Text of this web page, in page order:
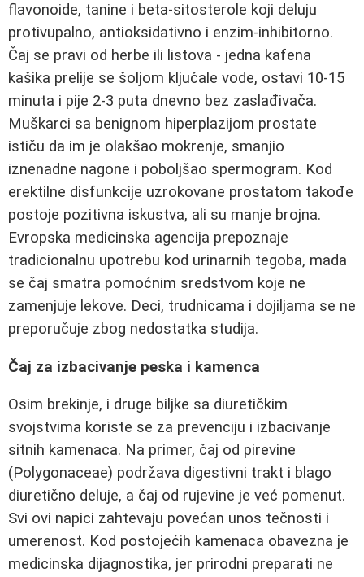
flavonoide, tanine i beta-sitosterole koji deluju
protivupalno, antioksidativno i enzim-inhibitorno.
Čaj se pravi od herbe ili listova - jedna kafena
kašika prelije se šoljom ključale vode, ostavi 10-15
minuta i pije 2-3 puta dnevno bez zaslađivača.
Muškarci sa benignom hiperplazijom prostate
ističu da im je olakšao mokrenje, smanjio
iznenadne nagone i poboljšao spermogram. Kod
erektilne disfunkcije uzrokovane prostatom takođe
postoje pozitivna iskustva, ali su manje brojna.
Evropska medicinska agencija prepoznaje
tradicionalnu upotrebu kod urinarnih tegoba, mada
se čaj smatra pomoćnim sredstvom koje ne
zamenjuje lekove. Deci, trudnicama i dojiljama se ne
preporučuje zbog nedostatka studija.
Čaj za izbacivanje peska i kamenca
Osim brekinje, i druge biljke sa diuretičkim
svojstvima koriste se za prevenciju i izbacivanje
sitnih kamenaca. Na primer, čaj od pirevine
(Polygonaceae) podržava digestivni trakt i blago
diuretično deluje, a čaj od rujevine je već pomenut.
Svi ovi napici zahtevaju povećan unos tečnosti i
umerenost. Kod postojećih kamenaca obavezna je
medicinska dijagnostika, jer prirodni preparati ne